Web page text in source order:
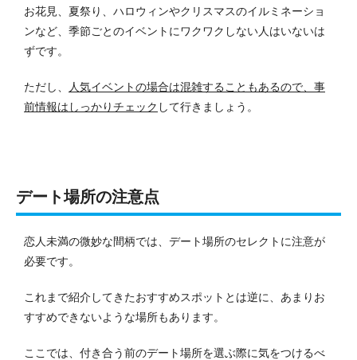
お花見、夏祭り、ハロウィンやクリスマスのイルミネーショ
ンなど、季節ごとのイベントにワクワクしない人はいないは
ずです。
ただし、
人気イベントの場合は混雑することもあるので、事
前情報はしっかりチェック して行きましょう。
デート場所の注意点
恋人未満の微妙な間柄では、デート場所のセレクトに注意が
必要です。
これまで紹介してきたおすすめスポットとは逆に、あまりお
すすめできないような場所もあります。
ここでは、付き合う前のデート場所を選ぶ際に気をつけるべ